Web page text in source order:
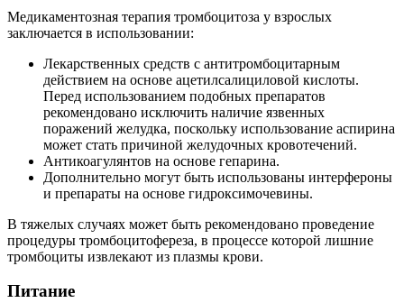
Медикаментозная терапия тромбоцитоза у взрослых
заключается в использовании:
Лекарственных средств с антитромбоцитарным
действием на основе ацетилсалициловой кислоты.
Перед использованием подобных препаратов
рекомендовано исключить наличие язвенных
поражений желудка, поскольку использование аспирина
может стать причиной желудочных кровотечений.
Антикоагулянтов на основе гепарина.
Дополнительно могут быть использованы интерфероны
и препараты на основе гидроксимочевины.
В тяжелых случаях может быть рекомендовано проведение
процедуры тромбоцитофереза, в процессе которой лишние
тромбоциты извлекают из плазмы крови.
Питание